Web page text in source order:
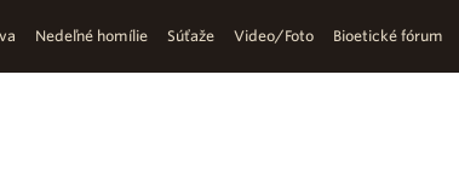
Nedeľné homílie Súťaže Video/Foto Bioetické fórum